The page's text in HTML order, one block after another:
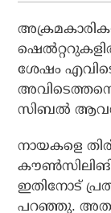
ശേഷം
സിബൽ
നായകളെ
ഇതിനോട്
പറഞ്ഞു.